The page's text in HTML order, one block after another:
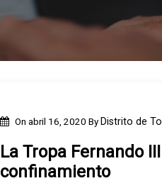
On abril 16, 2020 By Distrito de
La Tropa Fernando
confinamiento